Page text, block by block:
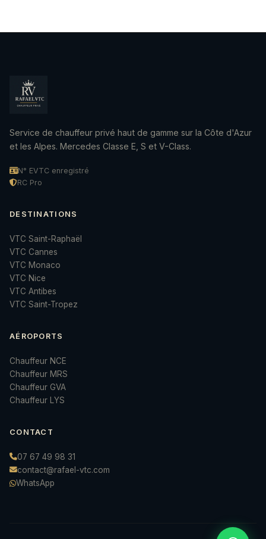
Service de chauffeur privé haut de gamme sur la Côte d'Azur
et les Alpes. Mercedes Classe E, S et V-Class.
N° EVTC enregistré
RC Pro
DESTINATIONS
VTC Saint-Raphaël
VTC Cannes
VTC Monaco
VTC Nice
VTC Antibes
VTC Saint-Tropez
AÉROPORTS
Chauffeur NCE
Chauffeur MRS
Chauffeur GVA
Chauffeur LYS
CONTACT
07 67 49 98 31
contact@rafael-vtc.com
WhatsApp